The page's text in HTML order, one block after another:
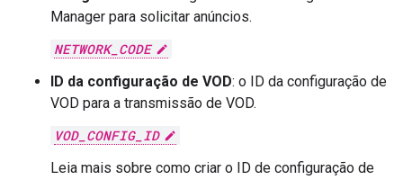
Manager para solicitar anúncios.
NETWORK_CODE
ID da configuração de VOD: o ID da configuração de
VOD para a transmissão de VOD.
VOD_CONFIG_ID
Leia mais sobre como criar o ID de configuração de